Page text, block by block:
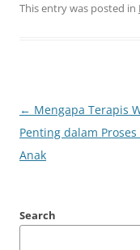
This entry was posted in
Post
navigation
← Mengapa Terapis
Penting dalam
Anak
Search